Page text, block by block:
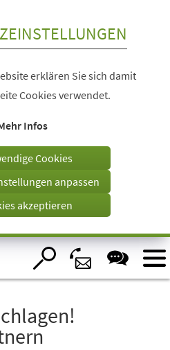
erklären Sie sich damit
Cookies verwendet.
Infos
Cookies
anpassen
akzeptieren